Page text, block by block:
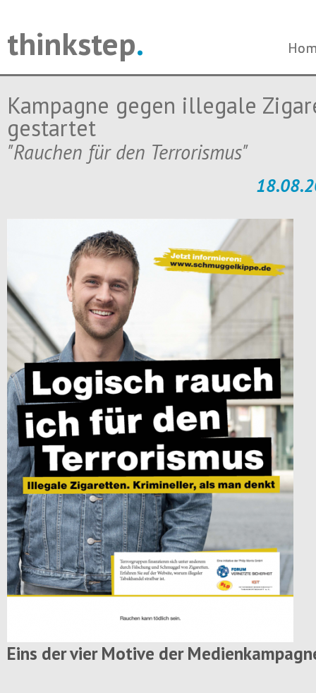
thinkstep.
Kampagne gegen illegale
gestartet
"Rauchen für den Terrorismus"
Eins der vier Motive der